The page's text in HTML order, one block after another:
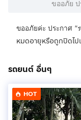
ขออภัย ป
ขออภัยค่ะ ประกาศ "
หมดอายุหรือถูกปิดไป
รถยนต์ อื่นๆ
HOT